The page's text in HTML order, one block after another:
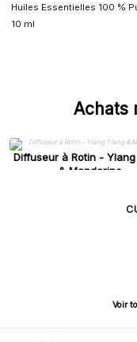
Huiles Essentielles 100 %
10 ml
Achats
Diffuseur à Rotin -
& Mandarine
Voir